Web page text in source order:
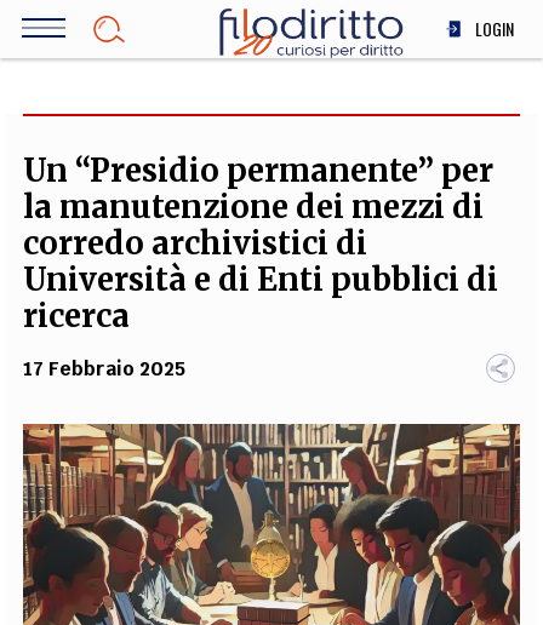
Salta
LOGIN
SOCIETÀ
MEDICINA
SCIENZA
STORIA E FILOSOFIA
TEAM
FILODIRITTO REDAZIONE COMITATO SCIENTIFICO AUTORI CURATORI
FOTOGRAFI
PARTNER COLLABORA CON NOI
EXTRA
CODICI RUBRICHE LIBRI PROCEEDINGS PUBBLICITÀ CONTATTI
Un “Presidio permanente” per
la manutenzione dei mezzi di
corredo archivistici di
Università e di Enti pubblici di
ricerca
17 Febbraio 2025